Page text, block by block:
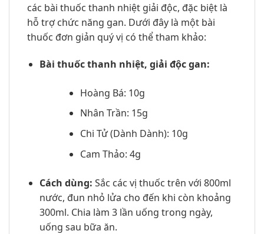
các bài thuốc thanh nhiệt giải độc, đặc biệt là
hỗ trợ chức năng gan. Dưới đây là một bài
thuốc đơn giản quý vị có thể tham khảo:
Bài thuốc thanh nhiệt, giải độc gan:
Hoàng Bá: 10g
Nhân Trần: 15g
Chi Tử (Dành Dành): 10g
Cam Thảo: 4g
Cách dùng: Sắc các vị thuốc trên với 800ml
nước, đun nhỏ lửa cho đến khi còn khoảng
300ml. Chia làm 3 lần uống trong ngày,
uống sau bữa ăn.